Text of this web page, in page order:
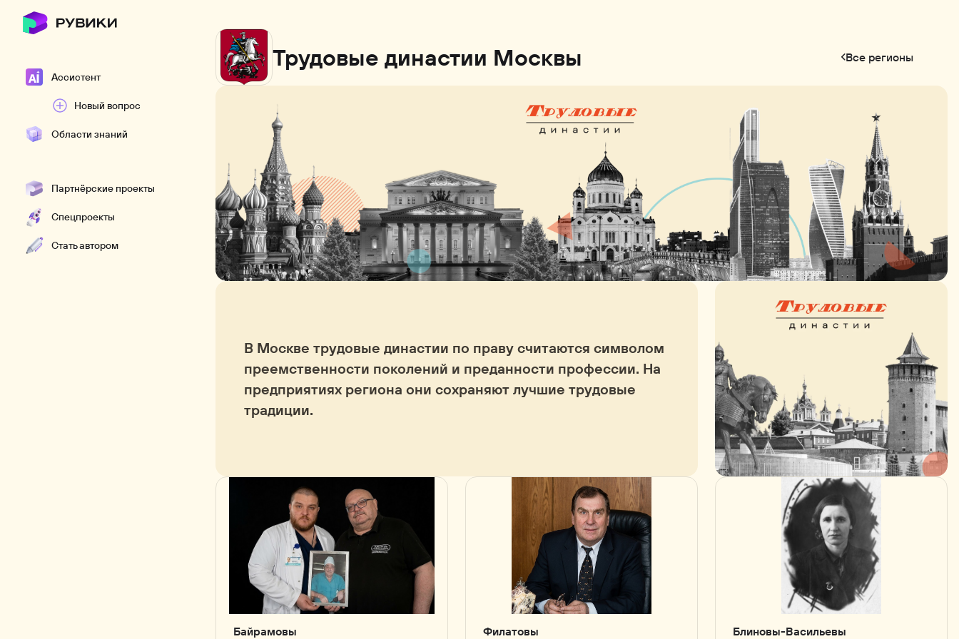
Ассистент
Новый вопрос
Области знаний
Партнёрские проекты
Спецпроекты
Стать автором
Трудовые династии Москвы Все регионы
В Москве трудовые династии по праву считаются символом
преемственности поколений и преданности профессии. На
предприятиях региона они сохраняют лучшие трудовые
традиции.
Байрамовы Филатовы Блиновы-Васильевы